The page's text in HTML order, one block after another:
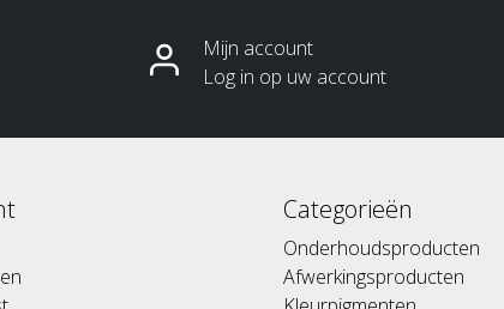
Mijn account
Log in op uw account
Categorieën
Onderhoudsproducten
Afwerkingsproducten